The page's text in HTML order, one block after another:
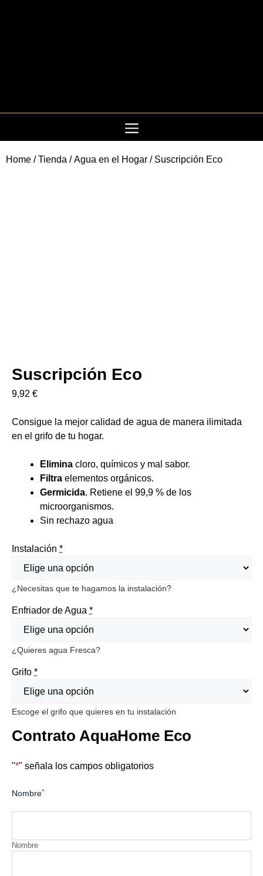
Home /Tienda /Agua en el Hogar / Suscripción Eco
Suscripción Eco
9,92 €
Consigue la mejor calidad de agua de manera ilimitada
en el grifo de tu hogar.
Elimina cloro, químicos y mal sabor.
Filtra elementos orgánicos.
Germicida. Retiene el 99,9 % de los
microorganismos.
Sin rechazo agua
Instalación *
¿Necesitas que te hagamos la instalación?
Enfriador de Agua *
¿Quieres agua Fresca?
Grifo *
Escoge el grifo que quieres en tu instalación
Contrato AquaHome Eco
"*" señala los campos obligatorios
Nombre*
Nombre